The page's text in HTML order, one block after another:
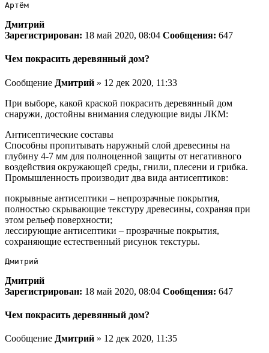
Артём
Дмитрий
Зарегистрирован: 18 май 2020, 08:04 Сообщения: 647
Чем покрасить деревянный дом?
Сообщение Дмитрий » 12 дек 2020, 11:33
При выборе, какой краской покрасить деревянный дом
снаружи, достойны внимания следующие виды ЛКМ:
Антисептические составы
Способны пропитывать наружный слой древесины на
глубину 4-7 мм для полноценной защиты от негативного
воздействия окружающей среды, гнили, плесени и грибка.
Промышленность производит два вида антисептиков:
покрывные антисептики – непрозрачные покрытия,
полностью скрывающие текстуру древесины, сохраняя при
этом рельеф поверхности;
лессирующие антисептики – прозрачные покрытия,
сохраняющие естественный рисунок текстуры.
Дмитрий
Дмитрий
Зарегистрирован: 18 май 2020, 08:04 Сообщения: 647
Чем покрасить деревянный дом?
Сообщение Дмитрий » 12 дек 2020, 11:35